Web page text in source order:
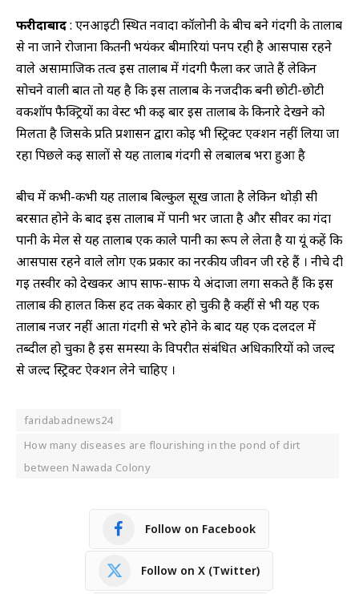
फरीदाबाद: एनआईटी स्थित नवादा कॉलोनी के बीच बने गंदगी के तालाब
से ना जाने रोजाना कितनी भयंकर बीमारियां पनप रही है आसपास रहने
वाले असामाजिक तत्व इस तालाब में गंदगी फैला कर जाते हैं लेकिन
सोचने वाली बात तो यह है कि इस तालाब के नजदीक बनी छोटी-छोटी
वर्कशॉप फैक्ट्रियों का वेस्ट भी कई बार इस तालाब के किनारे देखने को
मिलता है जिसके प्रति प्रशासन द्वारा कोई भी स्ट्रिक्ट एक्शन नहीं लिया जा
रहा पिछले कई सालों से यह तालाब गंदगी से लबालब भरा हुआ है
बीच में कभी-कभी यह तालाब बिल्कुल सूख जाता है लेकिन थोड़ी सी
बरसात होने के बाद इस तालाब में पानी भर जाता है और सीवर का गंदा
पानी के मेल से यह तालाब एक काले पानी का रूप ले लेता है या यूं कहें कि
आसपास रहने वाले लोग एक प्रकार का नरकीय जीवन जी रहे हैं । नीचे दी
गई तस्वीर को देखकर आप साफ-साफ ये अंदाजा लगा सकते हैं कि इस
तालाब की हालत किस हद तक बेकार हो चुकी है कहीं से भी यह एक
तालाब नजर नहीं आता गंदगी से भरे होने के बाद यह एक दलदल में
तब्दील हो चुका है इस समस्या के विपरीत संबंधित अधिकारियों को जल्द
से जल्द स्ट्रिक्ट ऐक्शन लेने चाहिए ।
faridabadnews24
How many diseases are flourishing in the pond of dirt
between Nawada Colony
Follow on Facebook
Follow on X (Twitter)